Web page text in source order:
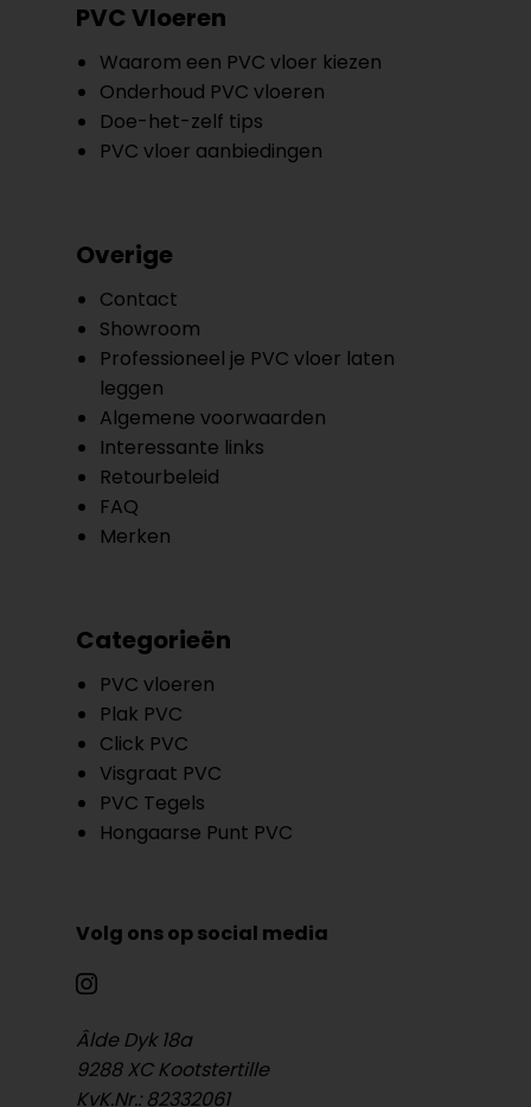
PVC Vloeren
Waarom een PVC vloer kiezen
Onderhoud PVC vloeren
Doe-het-zelf tips
PVC vloer aanbiedingen
Overige
Contact
Showroom
Professioneel je PVC vloer laten
leggen
Algemene voorwaarden
Interessante links
Retourbeleid
FAQ
Merken
Categorieën
PVC vloeren
Plak PVC
Click PVC
Visgraat PVC
PVC Tegels
Hongaarse Punt PVC
Volg ons op social media
Âlde Dyk 18a
9288 XC Kootstertille
KvK.Nr.: 82332061